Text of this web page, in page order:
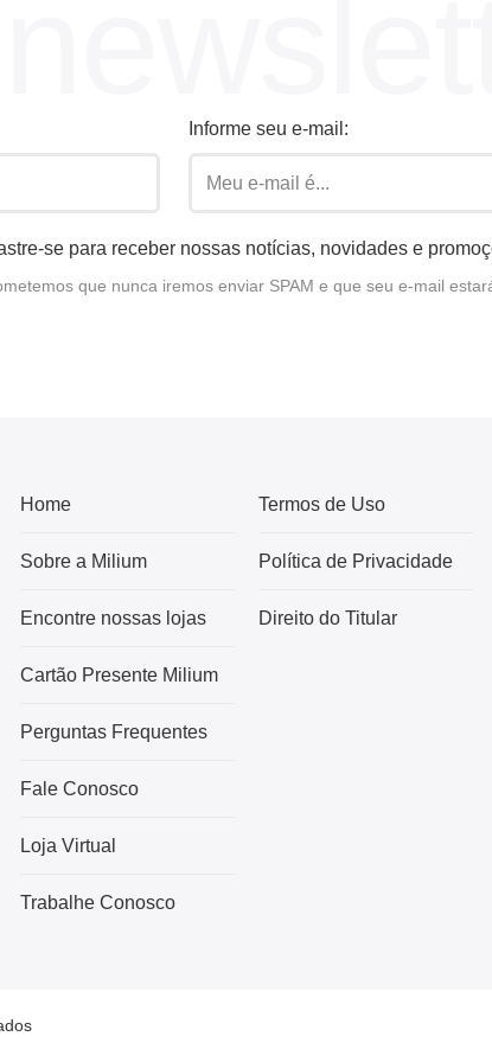
Informe seu e-mail:
se para receber nossas notícias, novidades e
que nunca iremos enviar SPAM e que seu e-mail
Home
Sobre a Milium
Encontre nossas lojas
Cartão Presente Milium
Perguntas Frequentes
Fale Conosco
Loja Virtual
Trabalhe Conosco
Termos de Uso
Política de Privacidade
Direito do Titular